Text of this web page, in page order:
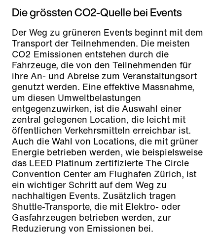
Die grössten CO2-Quelle bei Events
Der Weg zu grüneren Events beginnt mit dem
Transport der Teilnehmenden. Die meisten
CO2 Emissionen entstehen durch die
Fahrzeuge, die von den Teilnehmenden für
ihre An- und Abreise zum Veranstaltungsort
genutzt werden. Eine effektive Massnahme,
um diesen Umweltbelastungen
entgegenzuwirken, ist die Auswahl einer
zentral gelegenen Location, die leicht mit
öffentlichen Verkehrsmitteln erreichbar ist.
Auch die Wahl von Locations, die mit grüner
Energie betrieben werden, wie beispielsweise
das LEED Platinum zertifizierte The Circle
Convention Center am Flughafen Zürich, ist
ein wichtiger Schritt auf dem Weg zu
nachhaltigen Events. Zusätzlich tragen
Shuttle-Transporte, die mit Elektro- oder
Gasfahrzeugen betrieben werden, zur
Reduzierung von Emissionen bei.